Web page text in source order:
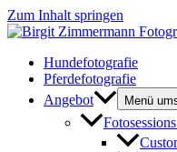
Zum Inhalt springen
Hundefotografie
Pferdefotografie
Angebot
Menü